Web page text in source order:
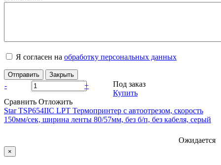
Я согласен на обработку персональных данных
Отправить Закрыть
- +
Под заказ
Купить
Сравнить Отложить
Star ТSP654IIC LPT Термопринтер с автоотрезом, скорость
150мм/сек, ширина ленты 80/57мм, без б/п, без кабеля, серый
Ожидается
×